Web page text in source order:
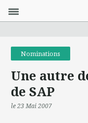
Nominations
Une autre
de SAP
le 23 Mai 2007